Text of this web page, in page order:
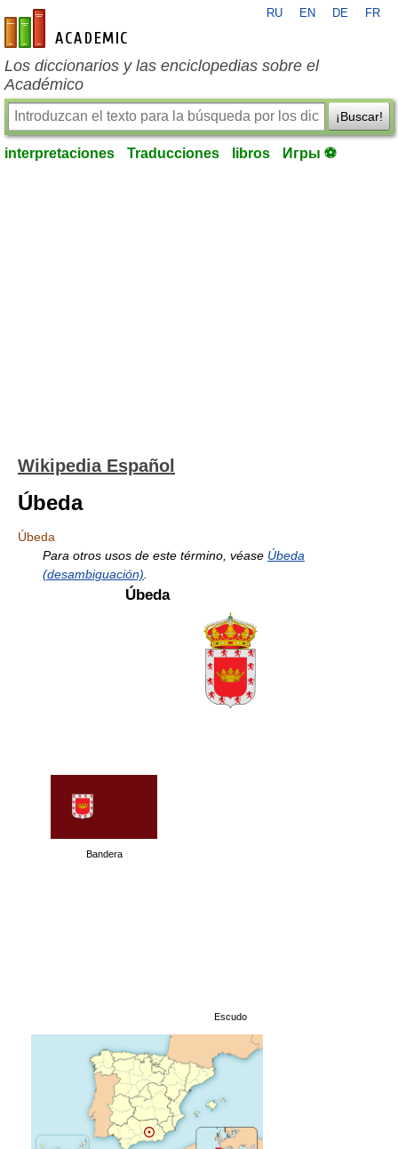
es-academic.com
RU EN DE FR
Los diccionarios y las enciclopedias sobre el
Académico
¡Buscar!
interpretaciones Traducciones libros Игры ⚽
Wikipedia Español
Úbeda
Úbeda
Para otros usos de este término, véase Úbeda
(desambiguación)
Úbeda
Bandera
Escudo